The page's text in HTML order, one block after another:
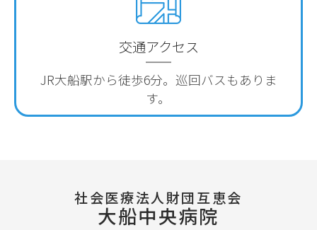
交通アクセス
JR大船駅から徒歩6分。 巡回バスもありま
す。
社会医療法人財団互恵会
大船中央病院